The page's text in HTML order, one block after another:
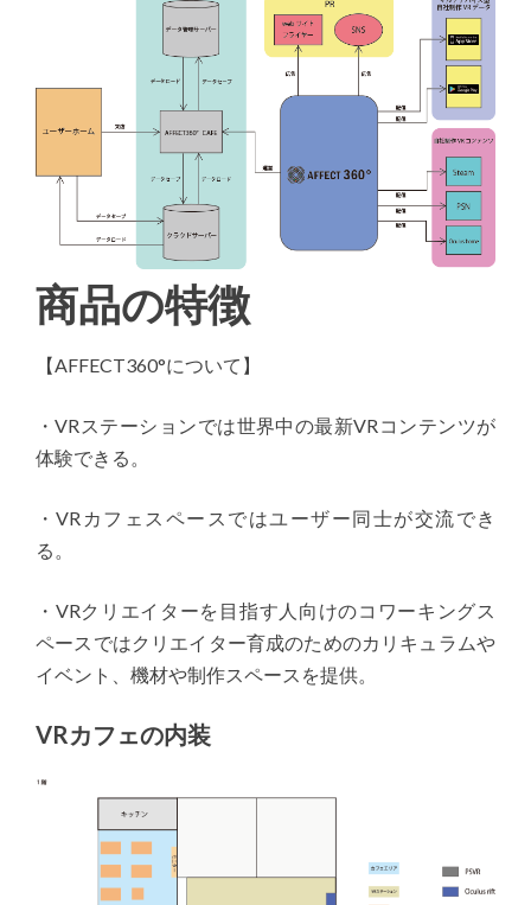
商品の特徴
【AFFECT360°について】
・VRステーションでは世界中の最新VRコンテンツが
体験できる。
・VRカフェスペースではユーザー同士が交流でき
る。
・VRクリエイターを目指す人向けのコワーキングス
ペースではクリエイター育成のためのカリキュラムや
イベント、機材や制作スペースを提供。
VRカフェの内装